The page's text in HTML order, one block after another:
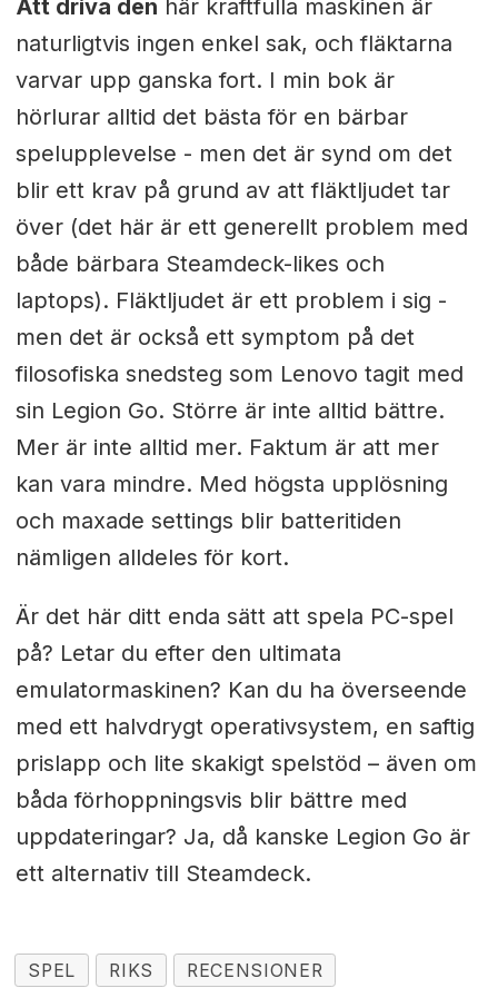
Att driva den här kraftfulla maskinen är
naturligtvis ingen enkel sak, och fläktarna
varvar upp ganska fort. I min bok är
hörlurar alltid det bästa för en bärbar
spelupplevelse - men det är synd om det
blir ett krav på grund av att fläktljudet tar
över (det här är ett generellt problem med
både bärbara Steamdeck-likes och
laptops). Fläktljudet är ett problem i sig -
men det är också ett symptom på det
filosofiska snedsteg som Lenovo tagit med
sin Legion Go. Större är inte alltid bättre.
Mer är inte alltid mer. Faktum är att mer
kan vara mindre. Med högsta upplösning
och maxade settings blir batteritiden
nämligen alldeles för kort.
Är det här ditt enda sätt att spela PC-spel
på? Letar du efter den ultimata
emulatormaskinen? Kan du ha överseende
med ett halvdrygt operativsystem, en saftig
prislapp och lite skakigt spelstöd – även om
båda förhoppningsvis blir bättre med
uppdateringar? Ja, då kanske Legion Go är
ett alternativ till Steamdeck.
SPEL RIKS RECENSIONER